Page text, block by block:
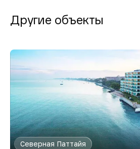
Другие объекты
Северная Паттайя